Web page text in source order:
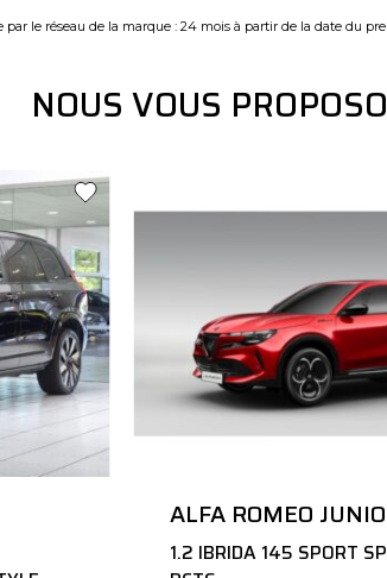
le réseau de la marque : 24 mois à partir de la date du
NOUS VOUS
ALFA ROMEO
1.2 IBRIDA 145 SPORT